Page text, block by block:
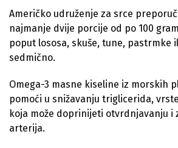
Američko udruženje za srce
najmanje dvije porcije od po 100
poput lososa, skuše, tune, pastrmke
sedmično.
Omega-3 masne kiseline iz morskih
pomoći u snižavanju triglicerida,
koja može doprinijeti otvrdnjavanju i
arterija.